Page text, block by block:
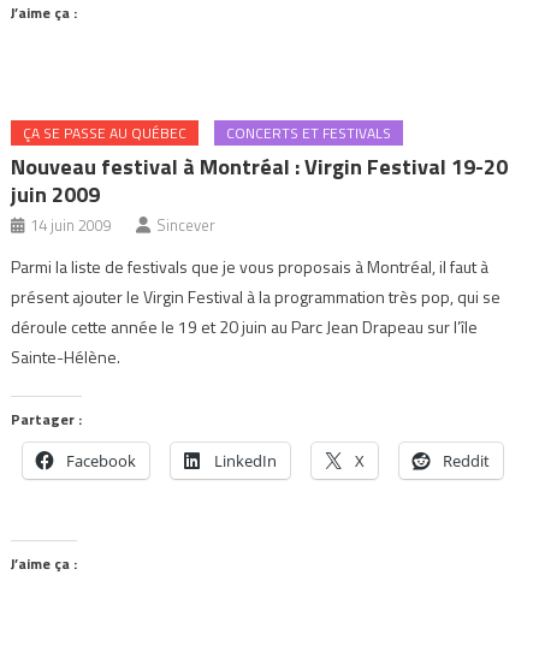
J’aime ça :
ÇA SE PASSE AU QUÉBEC CONCERTS ET FESTIVALS
Nouveau festival à Montréal : Virgin Festival 19-20
juin 2009
14 juin 2009 Sincever
Parmi la liste de festivals que je vous proposais à Montréal, il faut à
présent ajouter le Virgin Festival à la programmation très pop, qui se
déroule cette année le 19 et 20 juin au Parc Jean Drapeau sur l’île
Sainte-Hélène.
Partager :
Facebook LinkedIn X Reddit
J’aime ça :